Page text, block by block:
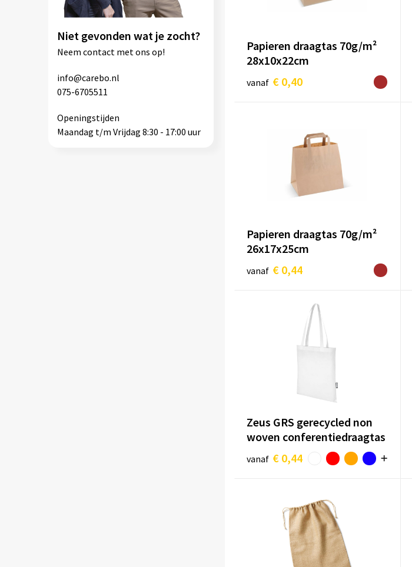
MACRON (1)
Moleskine
NEWGEN(10)
Packaway(14)
PEN DUICK (11)
Niet gevonden wat je zocht?
Neem contact met ons op!
info@carebo.nl
075-6705511
Openingstijden
Maandag t/m Vrijdag 8:30 - 17:00 uur
Papieren draagtas 70g/m²
28x10x22cm
vanaf € 0,40
Papieren draagtas 70g/m²
26x17x25cm
vanaf € 0,44
Zeus GRS gerecycled non
woven conferentiedraagtas
vanaf € 0,44